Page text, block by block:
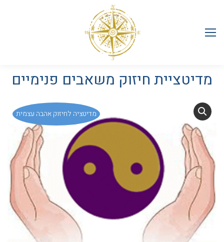
מדיטציית חיזוק משאבים פנימיים
מדיטציה לחיזוק אהבה עצמית